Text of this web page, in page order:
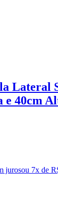
Lateral
e 40cm
jurosou 7x de